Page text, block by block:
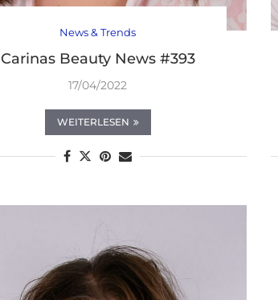
News & Trends
Carinas Beauty News #393
17/04/2022
WEITERLESEN